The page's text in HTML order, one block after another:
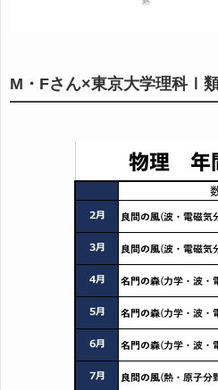
M・Fさん×東京大学理科Ⅰ